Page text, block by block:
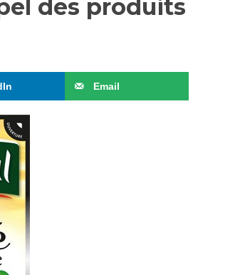
des produits
Email